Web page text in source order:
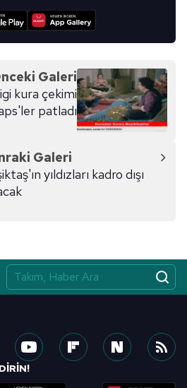
Galeri
kura çekimi
patladı
Galeri
yıldızları kadro dışı